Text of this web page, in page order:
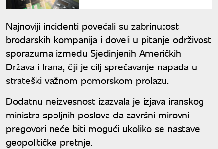
Najnoviji incidenti povećali su zabrinutost
brodarskih kompanija i doveli u pitanje održivost
sporazuma između Sjedinjenih Američkih
Država i Irana, čiji je cilj sprečavanje napada u
strateški važnom pomorskom prolazu.
Dodatnu neizvesnost izazvala je izjava iranskog
ministra spoljnih poslova da završni mirovni
pregovori neće biti mogući ukoliko se nastave
geopolitičke pretnje.